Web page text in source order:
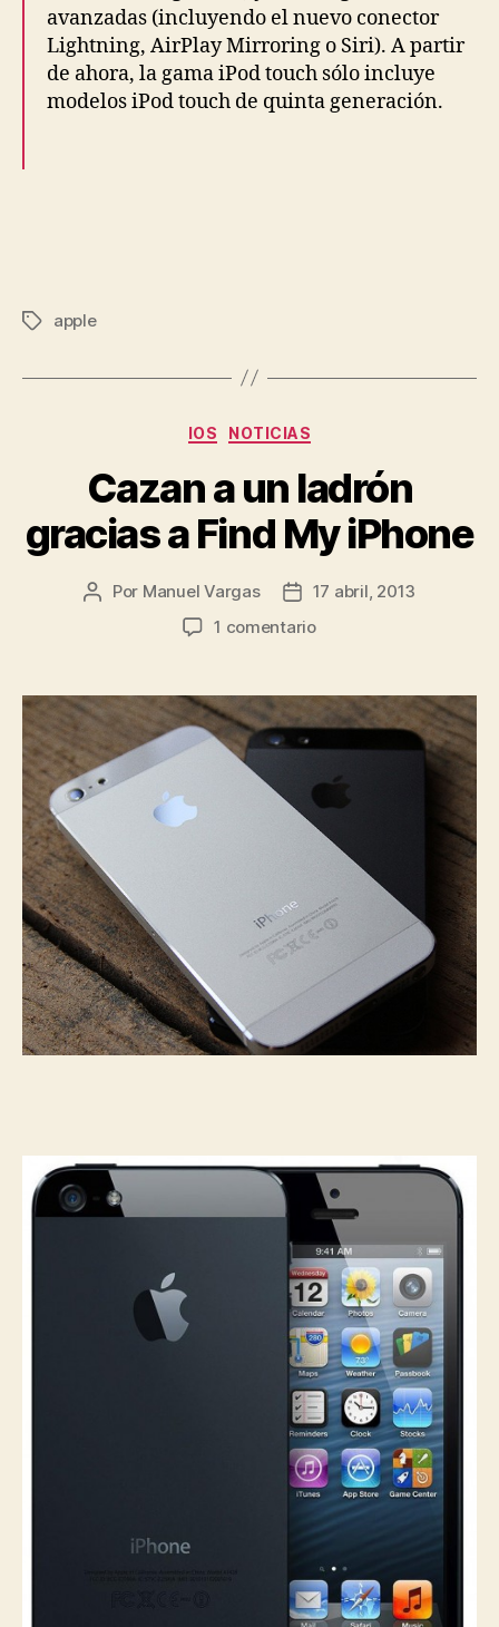
avanzadas (incluyendo el nuevo conector
Lightning, AirPlay Mirroring o Siri). A partir
de ahora, la gama iPod touch sólo incluye
modelos iPod touch de quinta generación.
Etiquetas
apple
Categorías
IOS NOTICIAS
Cazan a un ladrón
gracias a Find My iPhone
Autor
Por Manuel Vargas
Fecha
de
17 abril, 2013
1 comentarioen
un
ladrón
gracias
Find
My
iPhone